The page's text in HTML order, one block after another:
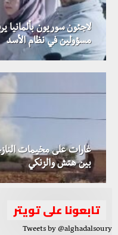
لاجئون سوريون
مسؤولين في نظام الأسد
غارات على مخيمات
بين هتش والزنكي
تابعونا على تويتر
Tweets by @alghadalsoury